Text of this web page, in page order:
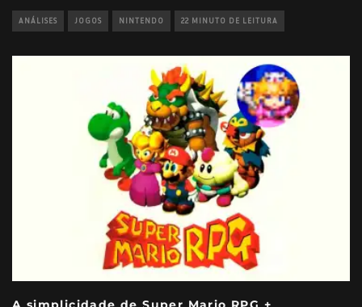
ANÁLISES JOGOS NINTENDO 22 MINUTO DE LEITURA